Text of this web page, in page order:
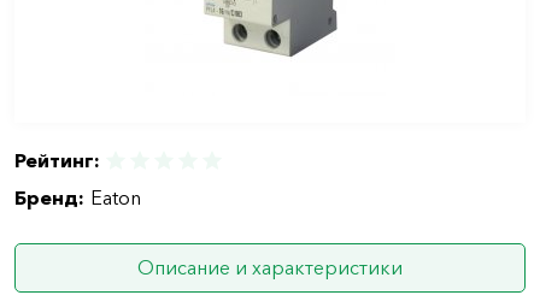
Рейтинг:
Бренд: Eaton
Описание и характеристики